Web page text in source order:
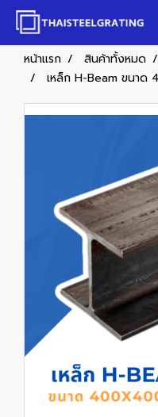
หน้าแรก สินค้าทั้งหมด
เหล็ก H-Beam ขนาด